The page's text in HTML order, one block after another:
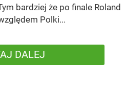
bardziej że po finale Roland
Polki...
DALEJ